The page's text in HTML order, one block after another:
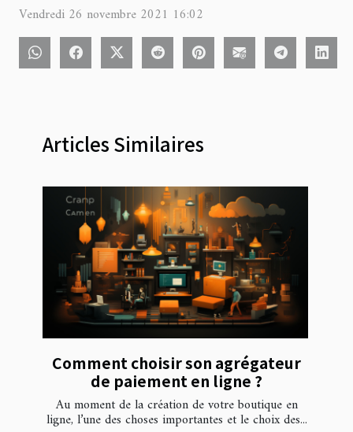
Vendredi 26 novembre 2021 16:02
Articles Similaires
Comment choisir son agrégateur
de paiement en ligne ?
Au moment de la création de votre boutique en
ligne, l’une des choses importantes et le choix des...